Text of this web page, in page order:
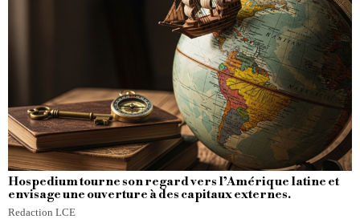
Hospedium tourne son regard vers l’Amérique latine et
envisage une ouverture à des capitaux externes.
Redaction LCE